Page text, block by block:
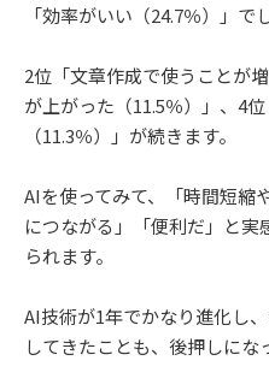
「効率がいい（24.7％）」で
2位「文章作成で使うことが
が上がった（11.5％）」、4
（11.3％）」が続きます。
AIを使ってみて、「時間短縮
につながる」「便利だ」と
られます。
AI技術が1年でかなり進化し
してきたことも、後押しにな